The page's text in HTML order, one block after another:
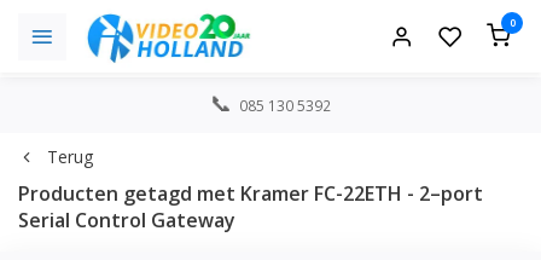
0
085 130 5392
Terug
Producten getagd met Kramer FC-22ETH - 2–port
Serial Control Gateway